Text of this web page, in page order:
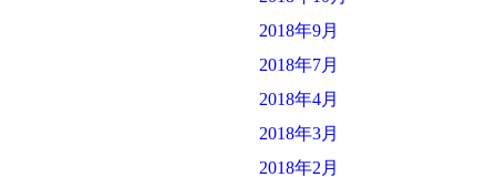
2018年9月
2018年7月
2018年4月
2018年3月
2018年2月